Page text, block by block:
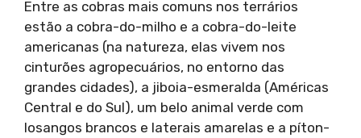
Entre as cobras mais comuns nos terrários
estão a cobra-do-milho e a cobra-do-leite
americanas (na natureza, elas vivem nos
cinturões agropecuários, no entorno das
grandes cidades), a jiboia-esmeralda (Américas
Central e do Sul), um belo animal verde com
losangos brancos e laterais amarelas e a píton-